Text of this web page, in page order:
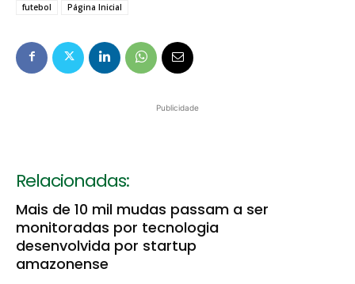
futebol Página Inicial
Publicidade
Relacionadas:
Mais de 10 mil mudas passam a ser
monitoradas por tecnologia
desenvolvida por startup
amazonense